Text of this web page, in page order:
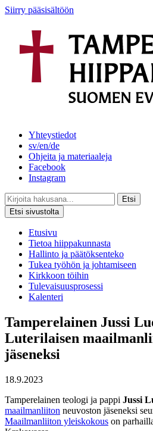
Siirry pääsisältöön
Yhteystiedot
sv/en/de
Ohjeita ja materiaaleja
Facebook
Instagram
Etsi
Etsi sivustolta
Etusivu
Tietoa hiippakunnasta
Hallinto ja päätöksenteko
Tukea työhön ja johtamiseen
Kirkkoon töihin
Tulevaisuusprosessi
Kalenteri
Tamperelainen Jussi
Luterilaisen
jäseneksi
18.9.2023
Tamperelainen teologi ja pappi Jussi
maailmanliiton neuvoston jäseneksi
Maailmanliiton yleiskokous on